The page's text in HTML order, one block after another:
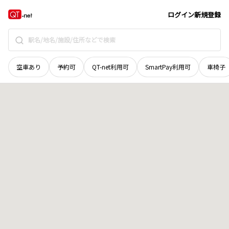
ログイン新規登録
空車あり 予約可 QT-net利用可 SmartPay利用可 車椅子
青森県